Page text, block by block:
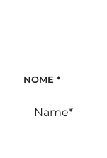
NOME *